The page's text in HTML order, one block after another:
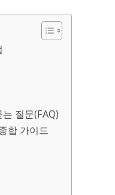
질문(FAQ)
합 가이드